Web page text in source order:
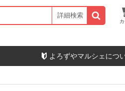
詳細検索
よろずやマルシェにつ